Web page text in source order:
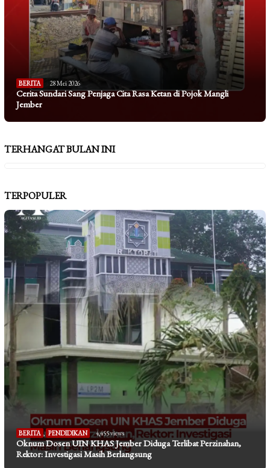
BERITA 28 Mei 2026
Cerita Sundari Sang Penjaga Cita Rasa Ketan di Pojok Mangli
Jember
TERHANGAT BULAN INI
TERPOPULER
BERITA , PENDIDIKAN 4,455 views
Oknum Dosen UIN KHAS Jember Diduga Terlibat Perzinahan,
Rektor: Investigasi Masih Berlangsung